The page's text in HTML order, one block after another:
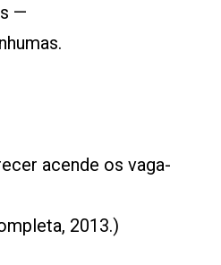
—
acende os vaga-
2013.)